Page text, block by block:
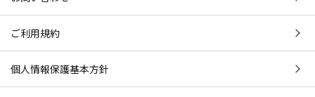
ご利用規約
個人情報保護基本方針